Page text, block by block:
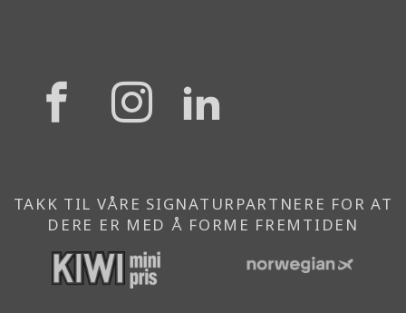
{{
'Facebook'|t
}}
{{
}}
TAKK TIL VÅRE SIGNATURPARTNERE FOR AT
DERE ER MED Å FORME FREMTIDEN